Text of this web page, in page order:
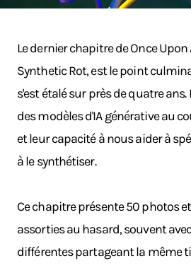
Le dernier chapitre de Once
Synthetic Rot, est le point
s'est étalé sur près de quatre
des modèles d'IA générative au
et leur capacité à nous aider à
à le synthétiser.
Ce chapitre présente 50 photos
assorties au hasard, souvent
différentes partageant la même